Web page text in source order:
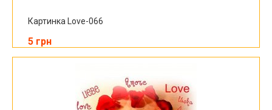
Картинка Love-066
5 грн